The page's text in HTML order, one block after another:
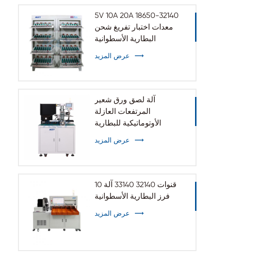
5V 10A 20A 18650-32140
معدات اختبار تفريغ شحن
البطارية الأسطوانية
عرض المزيد
آلة لصق ورق شعير
المرتفعات العازلة
الأوتوماتيكية للبطارية
عرض المزيد
10 قنوات 32140 33140 آلة
فرز البطارية الأسطوانية
عرض المزيد